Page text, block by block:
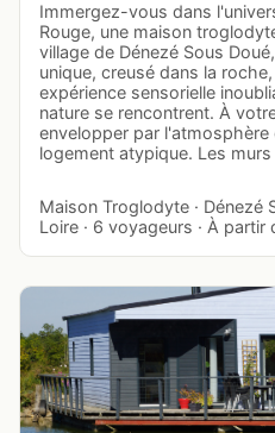
Immergez-vous dans
Rouge, une maison
village de Dénezé Sous
unique, creusé dans la
expérience sensorielle
nature se rencontrent. À
envelopper par l'atmosphère
logement atypique. Les
Maison Troglodyte · Dénezé
Loire · 6 voyageurs · À